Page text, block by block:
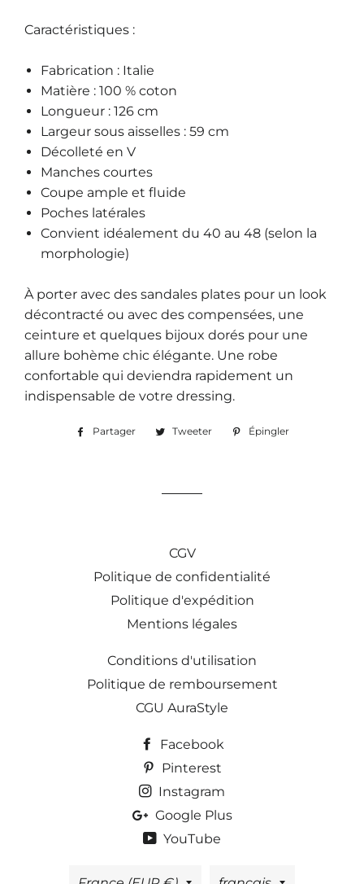
Caractéristiques :
Fabrication : Italie
Matière : 100 % coton
Longueur : 126 cm
Largeur sous aisselles : 59 cm
Décolleté en V
Manches courtes
Coupe ample et fluide
Poches latérales
Convient idéalement du 40 au 48 (selon la
morphologie)
À porter avec des sandales plates pour un look
décontracté ou avec des compensées, une
ceinture et quelques bijoux dorés pour une
allure bohème chic élégante. Une robe
confortable qui deviendra rapidement un
indispensable de votre dressing.
Partager
PartagerTweeter
TweeterÉpingler
CGV
Politique de confidentialité
Politique d'expédition
Mentions légales
Conditions d'utilisation
Politique de remboursement
CGU AuraStyle
Facebook
Pinterest
Instagram
Google Plus
YouTube